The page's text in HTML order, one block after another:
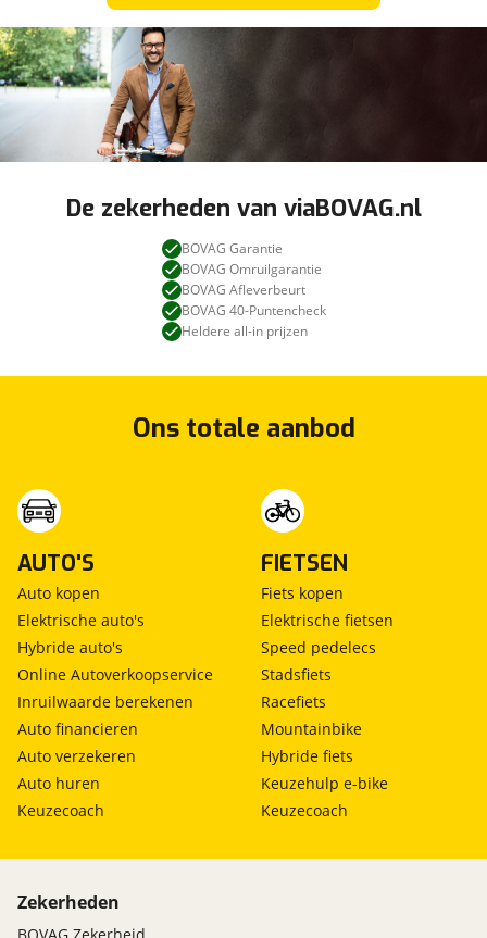
De zekerheden van viaBOVAG.nl
BOVAG Garantie
BOVAG Omruilgarantie
BOVAG Afleverbeurt
BOVAG 40-Puntencheck
Heldere all-in prijzen
Ons totale aanbod
AUTO'S
Auto kopen
Elektrische auto's
Hybride auto's
Online Autoverkoopservice
Inruilwaarde berekenen
Auto financieren
Auto verzekeren
Auto huren
Keuzecoach
FIETSEN
Fiets kopen
Elektrische fietsen
Speed pedelecs
Stadsfiets
Racefiets
Mountainbike
Hybride fiets
Keuzehulp e-bike
Keuzecoach
Zekerheden